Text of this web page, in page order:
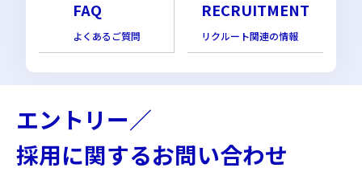
FAQ
よくあるご質問
RECRUITMENT
リクルート関連の情報
エントリー／
採用に関するお問い合わせ